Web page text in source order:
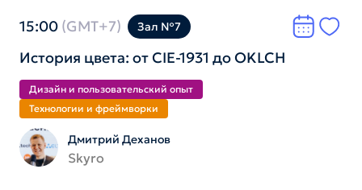
15:00 (GMT+7) Зал №7
История цвета: от CIE-1931 до OKLCH
Дизайн и пользователь­ский опыт
Технологии и фреймворки
Дмитрий Деханов
Skyro